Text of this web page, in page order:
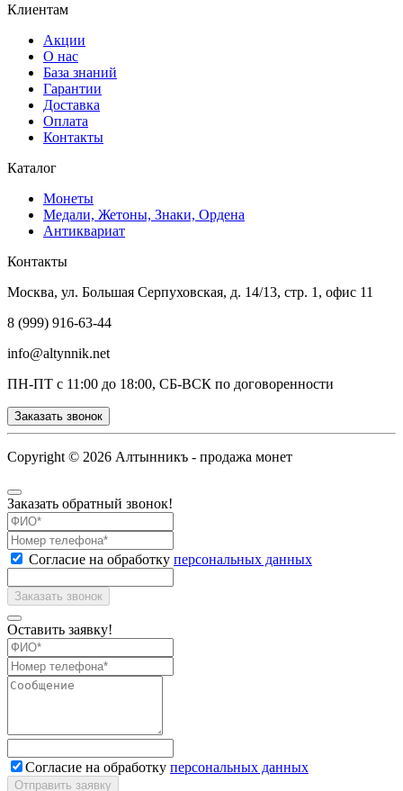
Клиентам
Акции
О нас
База знаний
Гарантии
Доставка
Оплата
Контакты
Каталог
Монеты
Медали, Жетоны, Знаки, Ордена
Антиквариат
Контакты
Москва, ул. Большая Серпуховская, д. 14/13, стр. 1, офис 11
8 (999) 916-63-44
info@altynnik.net
ПН-ПТ с 11:00 до 18:00, СБ-ВСК по договоренности
Заказать звонок
Copyright © 2026 Алтынникъ - продажа монет
Заказать обратный звонок!
Согласие на обработку персональных данных
Оставить заявку!
Согласие на обработку персональных данных